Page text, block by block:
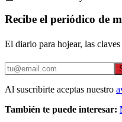
Recibe el periódico de
El diario para hojear, las
Al suscribirte aceptas nuestro
También te puede interesar: